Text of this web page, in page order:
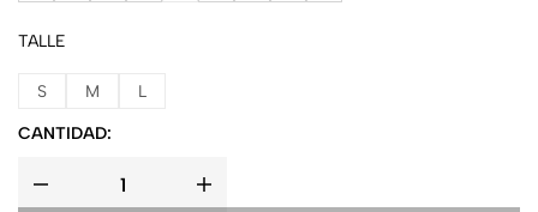
TALLE
S M L
CANTIDAD: